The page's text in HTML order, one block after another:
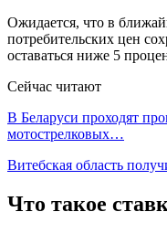
Ожидается, что в
потребительских цен
оставаться ниже 5
Сейчас читают
В Беларуси проходят
мотострелковых…
Витебская область
Что такое